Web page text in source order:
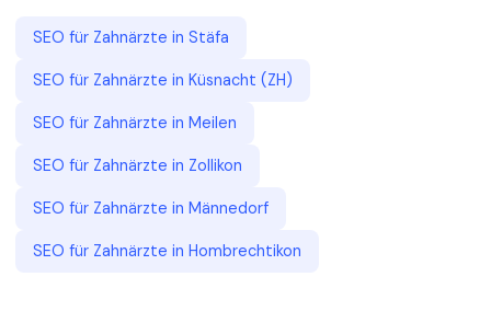
SEO für Zahnärzte in Stäfa
SEO für Zahnärzte in Küsnacht (ZH)
SEO für Zahnärzte in Meilen
SEO für Zahnärzte in Zollikon
SEO für Zahnärzte in Männedorf
SEO für Zahnärzte in Hombrechtikon